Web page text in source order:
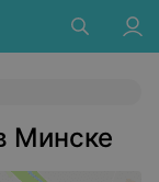
Минске